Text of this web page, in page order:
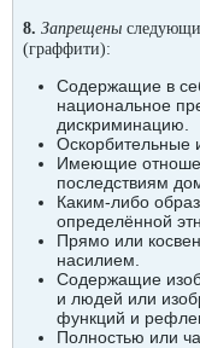
8. Запрещены
(граффити):
Содержащие в
национальное
дискриминацию.
Оскорбительные
Имеющие
последствиям
Каким-либо
определённой
Прямо или
насилием.
Содержащие
и людей или
функций и
Полностью или